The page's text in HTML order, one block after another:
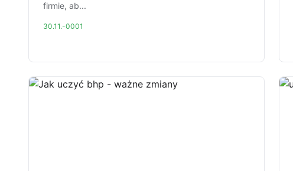
firmie, ab...
30.11.-0001